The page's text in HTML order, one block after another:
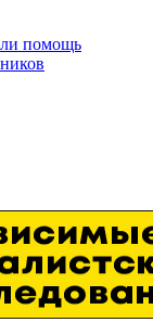
помощь